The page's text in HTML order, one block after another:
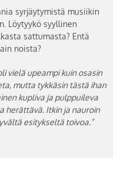
syrjäytymistä musiikin
Löytyykö syyllinen
sattumasta? Entä
noista?
vielä upeampi kuin osasin
mutta tykkäsin tästä ihan
kupliva ja pulppuileva
herättävä. Itkin ja nauroin
esitykseltä toivoa.”